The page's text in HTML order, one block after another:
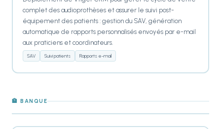
complet des audioprothèses et assurer le suivi post-
équipement des patients : gestion du SAV, génération
automatique de rapports personnalisés envoyés par e-mail
aux praticiens et coordinateurs.
SAV Suivi patients Rapports e-mail
🏦 BANQUE